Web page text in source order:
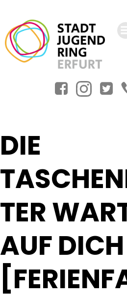
DIE
TER
AUF DICH